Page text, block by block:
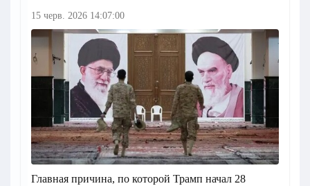
15 черв. 2026 14:07:00
Главная причина, по которой Трамп начал 28